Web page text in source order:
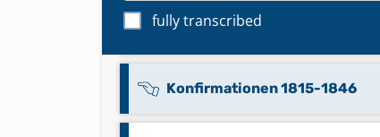
fully transcribed
Bestattungen 1876-1907
Konfirmationen 1815-1846